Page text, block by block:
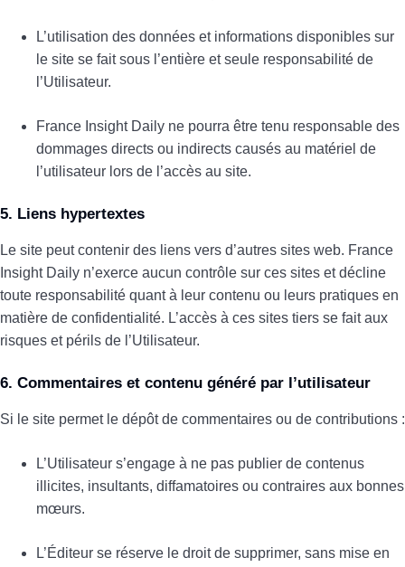
L’utilisation des données et informations disponibles sur
le site se fait sous l’entière et seule responsabilité de
l’Utilisateur.
France Insight Daily ne pourra être tenu responsable des
dommages directs ou indirects causés au matériel de
l’utilisateur lors de l’accès au site.
5. Liens hypertextes
Le site peut contenir des liens vers d’autres sites web. France
Insight Daily n’exerce aucun contrôle sur ces sites et décline
toute responsabilité quant à leur contenu ou leurs pratiques en
matière de confidentialité. L’accès à ces sites tiers se fait aux
risques et périls de l’Utilisateur.
6. Commentaires et contenu généré par l’utilisateur
Si le site permet le dépôt de commentaires ou de contributions :
L’Utilisateur s’engage à ne pas publier de contenus
illicites, insultants, diffamatoires ou contraires aux bonnes
mœurs.
L’Éditeur se réserve le droit de supprimer, sans mise en